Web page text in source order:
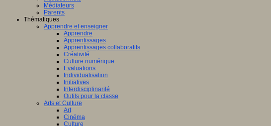
Médiateurs
Parents
Thématiques
Apprendre et enseigner
Apprendre
Apprentissages
Apprentissages collaboratifs
Créativité
Culture numérique
Evaluations
Individualisation
Initiatives
Interdisciplinarité
Outils pour la classe
Arts et Culture
Art
Cinéma
Culture